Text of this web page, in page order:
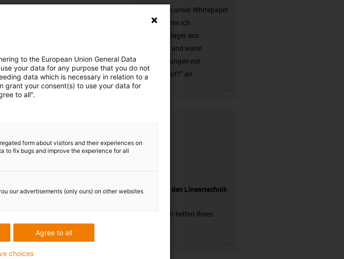
Fordern Sie unser Whitepaper
"Wann nehme ich
Lineargleitlager aus
Kunststoff und wann
Linearführungen mit
Kugelumlauf?" an
Fragen Sie den Lineartechnik
Fragen? Wir helfen Ihnen
to the European Union General Data
your data for any purpose that you do not
data which is necessary in relation to a
grant your consent(s) to use your data for
to all".
form about visitors and their experiences on
to fix bugs and improve the experience for all
our advertisements (only ours) on other websites
Agree to all
choices